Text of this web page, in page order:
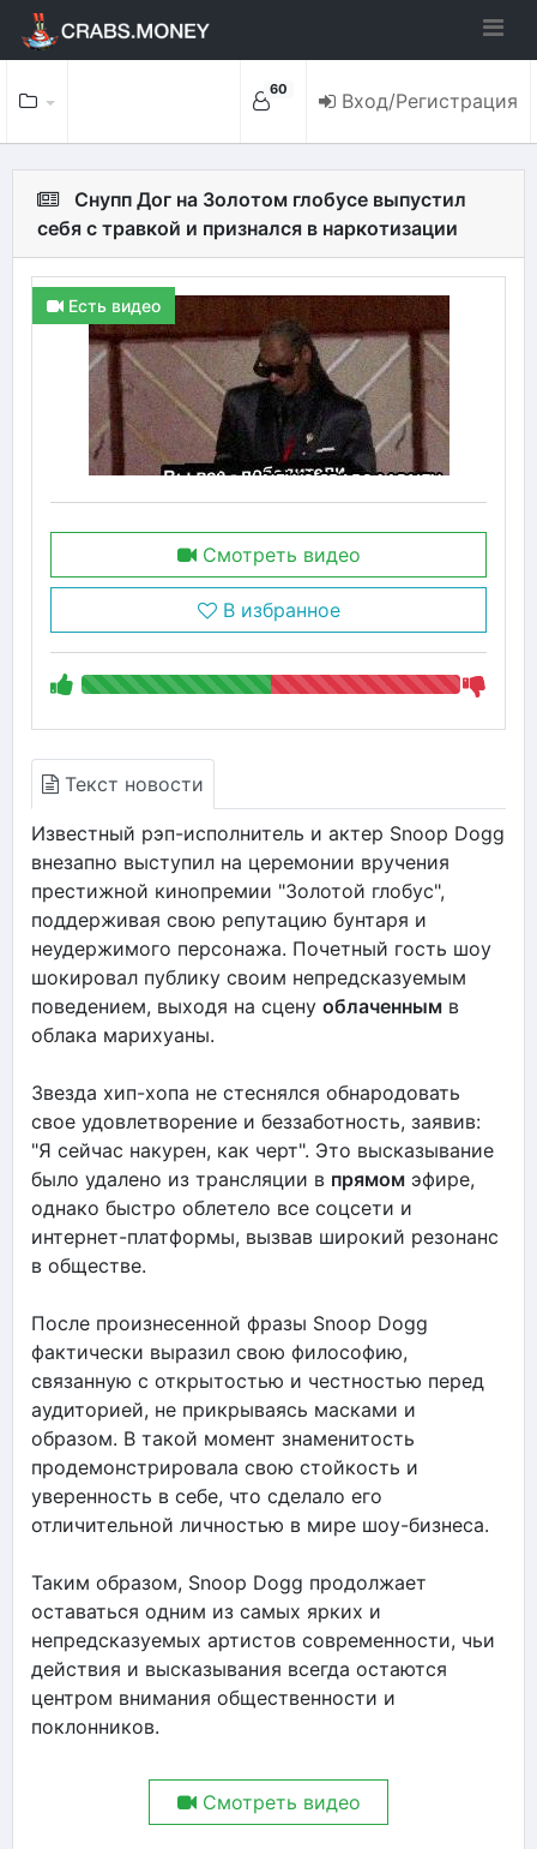
60 Вход/Регистрация
Снупп Дог на Золотом глобусе выпустил
себя с травкой и признался в наркотизации
Есть видео
Смотреть видео
В избранное
Текст новости
Известный рэп-исполнитель и актер Snoop Dogg
внезапно выступил на церемонии вручения
престижной кинопремии "Золотой глобус",
поддерживая свою репутацию бунтаря и
неудержимого персонажа. Почетный гость шоу
шокировал публику своим непредсказуемым
поведением, выходя на сцену облаченным в
облака марихуаны.
Звезда хип-хопа не стеснялся обнародовать
свое удовлетворение и беззаботность, заявив:
"Я сейчас накурен, как черт". Это высказывание
было удалено из трансляции в прямом эфире,
однако быстро облетело все соцсети и
интернет-платформы, вызвав широкий резонанс
в обществе.
После произнесенной фразы Snoop Dogg
фактически выразил свою философию,
связанную с открытостью и честностью перед
аудиторией, не прикрываясь масками и
образом. В такой момент знаменитость
продемонстрировала свою стойкость и
уверенность в себе, что сделало его
отличительной личностью в мире шоу-бизнеса.
Таким образом, Snoop Dogg продолжает
оставаться одним из самых ярких и
непредсказуемых артистов современности, чьи
действия и высказывания всегда остаются
центром внимания общественности и
поклонников.
Смотреть видео